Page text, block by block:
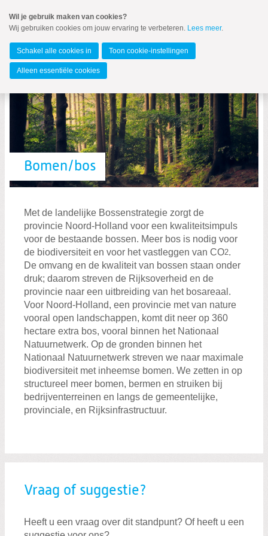
naar
Spring
de
inhoud
Spring
naar
hoofdmenu
Noord-Holland
MENU
Standpunten
Kieskompas
Zoeken:
Zoeken
Bomen/bos
Met de landelijke Bossenstrategie zorgt de
provincie Noord-Holland voor een kwaliteitsimpuls
voor de bestaande bossen. Meer bos is nodig voor
de biodiversiteit en voor het vastleggen van CO2.
De omvang en de kwaliteit van bossen staan onder
druk; daarom streven de Rijksoverheid en de
provincie naar een uitbreiding van het bosareaal.
Voor Noord-Holland, een provincie met van nature
vooral open landschappen, komt dit neer op 360
hectare extra bos, vooral binnen het Nationaal
Natuurnetwerk. Op de gronden binnen het
Nationaal Natuurnetwerk streven we naar maximale
biodiversiteit met inheemse bomen. We zetten in op
structureel meer bomen, bermen en struiken bij
bedrijventerreinen en langs de gemeentelijke,
provinciale, en Rijksinfrastructuur.
Vraag of suggestie?
Heeft u een vraag over dit standpunt? Of heeft u een
Wil je gebruik maken van cookies?
Wij gebruiken cookies om jouw ervaring te verbeteren. Lees meer.
Schakel alle cookies in Toon cookie-instellingen
Alleen essentiële cookies